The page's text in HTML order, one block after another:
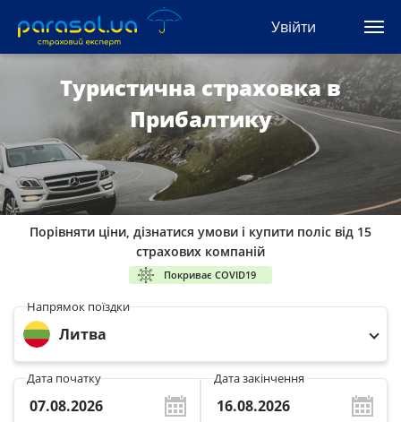
Увійти
(093) 170-33-90
RuEn
Усі сервіси
Автоцивілка
Зелена карта
КАСКО
Автоюрист
Туристична страховка в
Прибалтику
Порівняти ціни, дізнатися умови і купити поліс від 15
страхових компаній
Покриває COVID19
Напрямок поїздки
Литва
Дата початку Дата закінчення